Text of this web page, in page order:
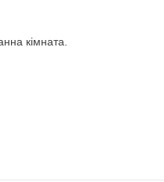
кімната.